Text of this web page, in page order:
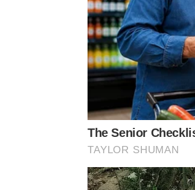
The Senior
TAYLOR SHUMAN